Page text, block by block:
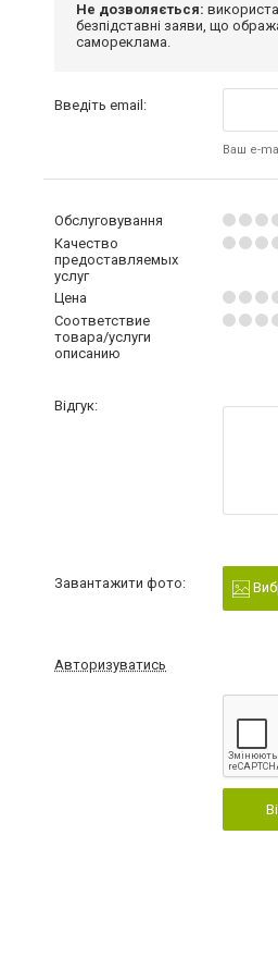
Не дозволяється:
безпідставні заяви, що
самореклама.
Введіть email:
Ваш e-
Обслуговування
Качество
предоставляемых
услуг
Цена
Соответствие
товара/услуги
описанию
Відгук:
Завантажити фото:
Авторизуватись